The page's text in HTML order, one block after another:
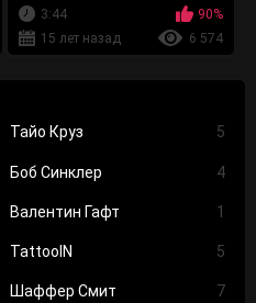
Тайо Круз 5
Боб Синклер 4
Валентин Гафт 1
TattooIN 5
Шаффер Смит 7
3:44
90%
15 лет назад
6 574